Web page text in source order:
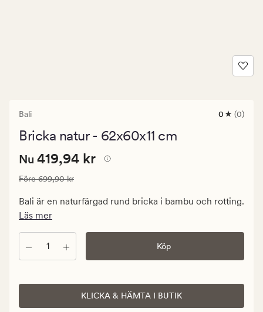
Bali
0
0 (0)
Bricka natur - 62x60x11 cm
Nuvarande
419,94
kr.
Ordinarie
Nuvarande pris
Nu 419,94 kr
Ordinarie pris 699,90 kr
Före699,90 kr
Bali är en naturfärgad rund bricka i bambu och rotting.
Läs mer
Antal Köp
KLICKA & HÄMTA I BUTIK